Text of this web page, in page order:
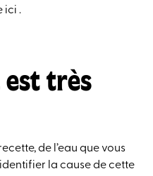
ici .
très
de l’eau que vous
la cause de cette